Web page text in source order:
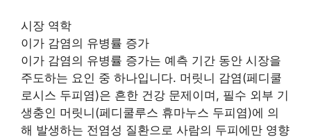
시장 역학
이가 감염의 유병률 증가
이가 감염의 유병률 증가는 예측 기간 동안 시장을
주도하는 요인 중 하나입니다. 머릿니 감염(페디쿨
로시스 두피염)은 흔한 건강 문제이며, 필수 외부 기
생충인 머릿니(페디쿨루스 휴마누스 두피염)에 의
해 발생하는 전염성 질환으로 사람의 두피에만 영향